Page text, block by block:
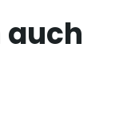
auch